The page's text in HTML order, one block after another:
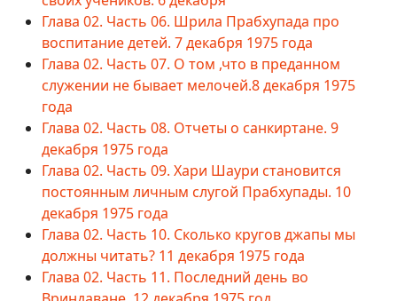
Глава 02. Часть 06. Шрила Прабхупада про
воспитание детей. 7 декабря 1975 года
Глава 02. Часть 07. О том ,что в преданном
служении не бывает мелочей.8 декабря 1975
года
Глава 02. Часть 08. Отчеты о санкиртане. 9
декабря 1975 года
Глава 02. Часть 09. Хари Шаури становится
постоянным личным слугой Прабхупады. 10
декабря 1975 года
Глава 02. Часть 10. Сколько кругов джапы мы
должны читать? 11 декабря 1975 года
Глава 02. Часть 11. Последний день во